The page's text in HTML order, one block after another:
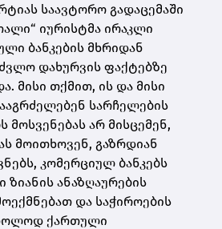
საავტორო გადაცემაში
იურისტმა ირაკლი
ბანკების მხრიდან
დახურვის ფაქტებზე
მისი თქმით, ის და მისი
სარჩელების
მოსვენებას არ მისცემენ,
მოითხოვენ, გაზრდიან
კომერციულ ბანკებს
ანაზღაურების
და საჭიროების
ქართული